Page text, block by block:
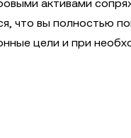
активами
что вы полностью
цели и при